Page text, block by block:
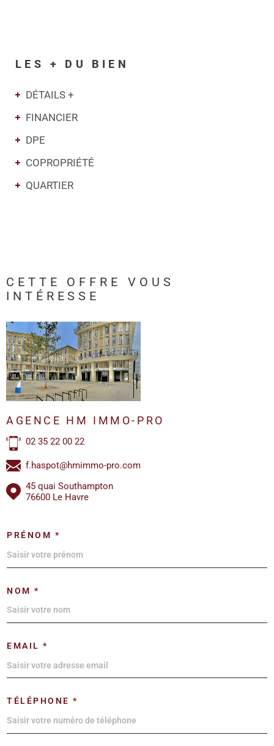
LES + DU BIEN
DÉTAILS +
FINANCIER
DPE
COPROPRIÉTÉ
QUARTIER
CETTE OFFRE
VOUS
INTÉRESSE
AGENCE HM IMMO-PRO
02 35 22 00 22
f.haspot@hmimmo-pro.com
45 quai Southampton
76600 Le Havre
PRÉNOM *
NOM *
EMAIL *
TÉLÉPHONE *